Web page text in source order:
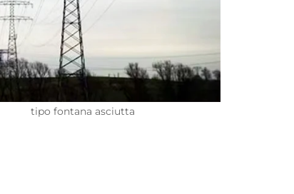
tipo fontana asciutta